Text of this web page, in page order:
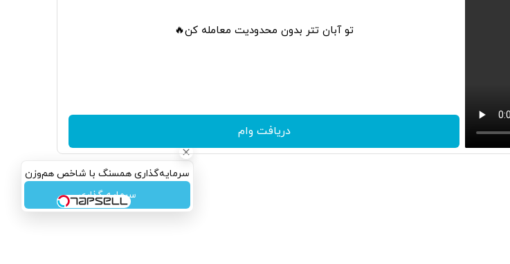
سرمایه‌گذاری همسنگ با شاخص هم‌وزن
سرمایه گذاری
تو آبان تتر بدون محدودیت معامله کن🔥
دریافت وام